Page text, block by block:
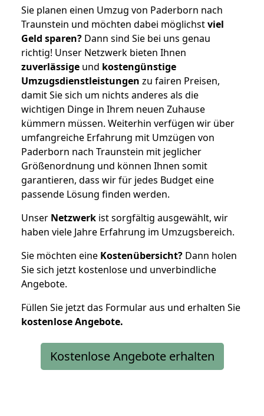
Sie planen einen Umzug von Paderborn nach
Traunstein und möchten dabei möglichstviel
Geld sparen? Dann sind Sie bei uns genau
richtig! Unser Netzwerk bieten Ihnen
zuverlässige und kostengünstige
Umzugsdienstleistungen zu fairen Preisen,
damit Sie sich um nichts anderes als die
wichtigen Dinge in Ihrem neuen Zuhause
kümmern müssen. Weiterhin verfügen wir über
umfangreiche Erfahrung mit Umzügen von
Paderborn nach Traunstein mit jeglicher
Größenordnung und können Ihnen somit
garantieren, dass wir für jedes Budget eine
passende Lösung finden werden.
Unser Netzwerk ist sorgfältig ausgewählt, wir
haben viele Jahre Erfahrung im Umzugsbereich.
Sie möchten eine Kostenübersicht? Dann holen
Sie sich jetzt kostenlose und unverbindliche
Angebote.
Füllen Sie jetzt das Formular aus und erhalten Sie
kostenloseAngebote.
Kostenlose Angebote erhalten